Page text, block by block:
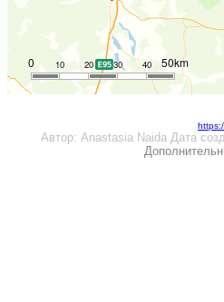
10
0 20 30 40 50km
Автор: Anastasia Naida Дата